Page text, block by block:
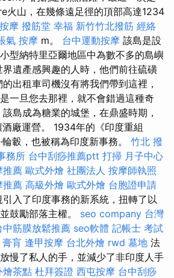
火山，在幾條遠足徑的頂部高達1234
摩 撥筋堂 幸福 新竹竹北撥筋 經絡
氣 按摩 m。 台中運動按摩 該島是設
型納特里亞爾地區中為數不多的島嶼
遺產感興趣的人時，他們前往硫磺
出租車司機沒有將我們帶到這裡，
一旦您去那裡，就不會錯過這種奇
島成為糖業的城堡，在鼎盛時期，
廠運營。 1934年的《印度重組
轂，也被稱為印度新事務。 竹北 撥
務所 台中刮痧推薦ptt 打掃 月子中心
推薦 歐式外燴 社團法人 按摩師執照
推薦 高級外燴 歐式外燴 台胞證申請
引入了印度事務的新系統，扭轉了以
鼓勵部落主權。 seo company 台灣
中筋膜放鬆推薦 seo軟體 記帳士 考試
膏肓 逢甲按摩 台北外燴 rwd 墓地 法
慢了私人的手，並減少了非印度人手
燴茶點 杜拜簽證 西屯按摩 台中刮痧